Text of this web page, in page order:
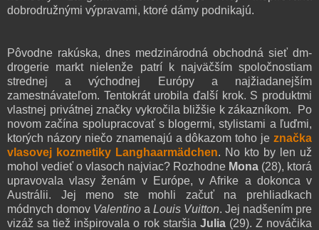
dobrodružnými výpravami, ktoré dámy podnikajú.
Pôvodne rakúska, dnes medzinárodná obchodná sieť dm-
drogerie markt nielenže patrí k najväčším spoločnostiam
strednej a východnej Európy a najžiadanejším
zamestnávateľom. Tentokrát urobila ďalší krok. S produktmi
vlastnej privátnej značky vykročila bližšie k zákazníkom. Po
novom začína spolupracovať s blogermi, stylistami a ľuďmi,
ktorých názory niečo znamenajú a dôkazom toho je značka
vlasovej kozmetiky Langhaarmädchen. No kto by len už
mohol vedieť o vlasoch najviac? Rozhodne Mona (28), ktorá
upravovala vlasy ženám v Európe, v Afrike a dokonca v
Austrálii. Jej meno ste mohli začuť na prehliadkach
módnych domov Valentino a Louis Vuitton. Jej nadšením pre
vizáž sa tiež inšpirovala o rok staršia Julia (29). Z nováčika